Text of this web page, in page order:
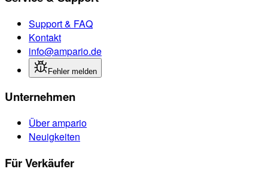
Support & FAQ
Kontakt
info@ampario.de
Fehler melden
Unternehmen
Über ampario
Neuigkeiten
Für Verkäufer